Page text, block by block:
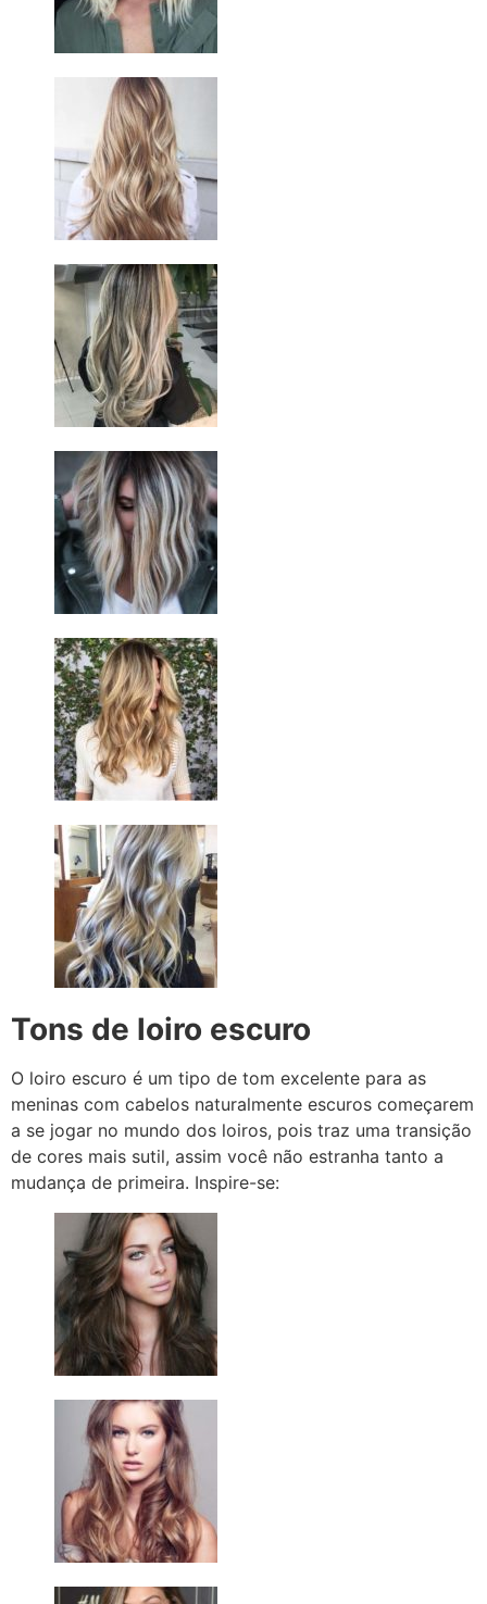
Tons de loiro escuro
O loiro escuro é um tipo de tom excelente para as
meninas com cabelos naturalmente escuros começarem
a se jogar no mundo dos loiros, pois traz uma transição
de cores mais sutil, assim você não estranha tanto a
mudança de primeira. Inspire-se: